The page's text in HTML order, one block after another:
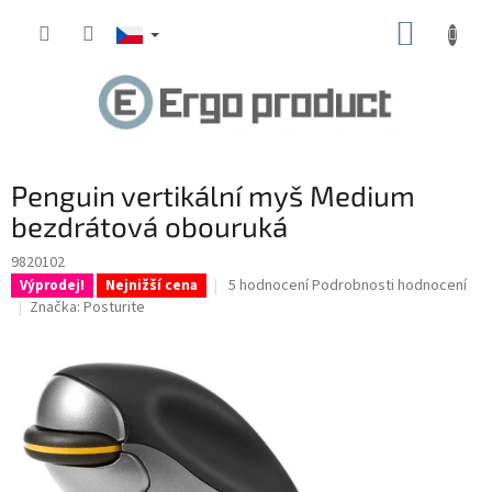
Penguin vertikální myš Medium
bezdrátová obouruká
9820102
Výprodej! Nejnižší cena
Průměrné
5
hvězdiček.
5 hodnoceníPodrobnosti hodnocení
Značka: Posturite